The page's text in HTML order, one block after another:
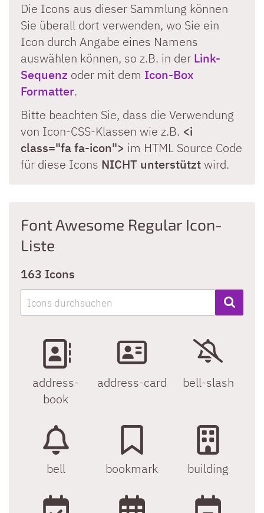
Die Icons aus dieser Sammlung können
Sie überall dort verwenden, wo Sie ein
Icon durch Angabe eines Namens
auswählen können, so z.B. in der Link-
Sequenz oder mit dem Icon-Box
Formatter.
Bitte beachten Sie, dass die Verwendung
von Icon-CSS-Klassen wie z.B. <i
class="fa fa-icon"> im HTML Source Code
für diese Icons NICHT unterstütztwird.
Font Awesome Regular Icon-
Liste
163 Icons
address-
book
address-card bell-slash
bell bookmark building